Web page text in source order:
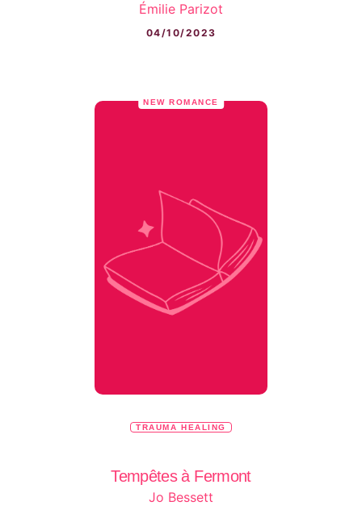
Émilie Parizot
04/10/2023
NEW ROMANCE
TRAUMA HEALING
Tempêtes à Fermont
Jo Bessett